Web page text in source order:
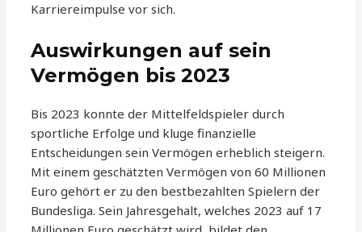
Karriereimpulse vor sich.
Auswirkungen auf sein
Vermögen bis 2023
Bis 2023 konnte der Mittelfeldspieler durch
sportliche Erfolge und kluge finanzielle
Entscheidungen sein Vermögen erheblich steigern.
Mit einem geschätzten Vermögen von 60 Millionen
Euro gehört er zu den bestbezahlten Spielern der
Bundesliga. Sein Jahresgehalt, welches 2023 auf 17